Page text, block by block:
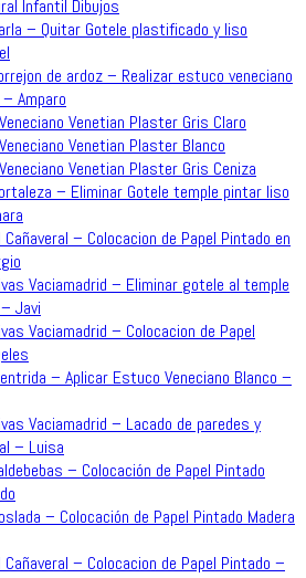
Infantil Dibujos
– Quitar Gotele plastificado y liso
de ardoz – Realizar estuco veneciano
Amparo
Venetian Plaster Gris Claro
Venetian Plaster Blanco
Venetian Plaster Gris Ceniza
– Eliminar Gotele temple pintar liso
– Colocacion de Papel Pintado en
Vaciamadrid – Eliminar gotele al temple
Javi
Vaciamadrid – Colocacion de Papel
– Aplicar Estuco Veneciano Blanco –
Vaciamadrid – Lacado de paredes y
– Luisa
– Colocación de Papel Pintado
– Colocación de Papel Pintado Madera
– Colocacion de Papel Pintado –